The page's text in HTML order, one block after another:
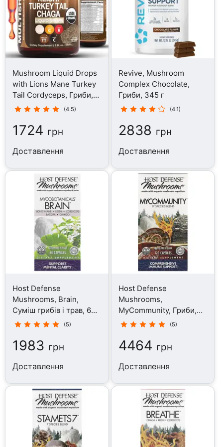
Mushroom Liquid Drops
with Lions Mane Turkey
Tail Cordyceps, Гриби,
60 мл
(4.5)
1724 грн
Доставлення
Revive, Mushroom
Complex Chocolate,
Гриби, 345 г
(4.1)
2838 грн
Доставлення
Host Defense
Mushrooms, Brain,
Суміш грибів і трав, 60
капсул
(5)
1983 грн
Доставлення
Host Defense
Mushrooms,
MyCommunity, Гриби,
120 капсул
(5)
4464 грн
Доставлення